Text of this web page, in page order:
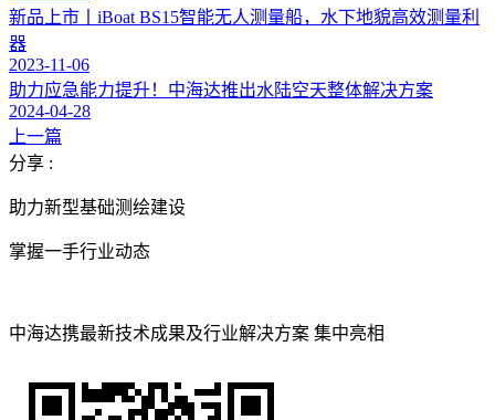
新品上市丨iBoat BS15智能无人测量船，水下地貌高效测量利
器
2023-11-06
助力应急能力提升！中海达推出水陆空天整体解决方案
2024-04-28
上一篇
分享 :
助力新型基础测绘建设
掌握一手行业动态
中海达携最新技术成果及行业解决方案 集中亮相